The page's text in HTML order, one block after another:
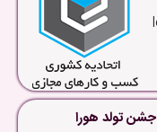
جشن تولد هورا